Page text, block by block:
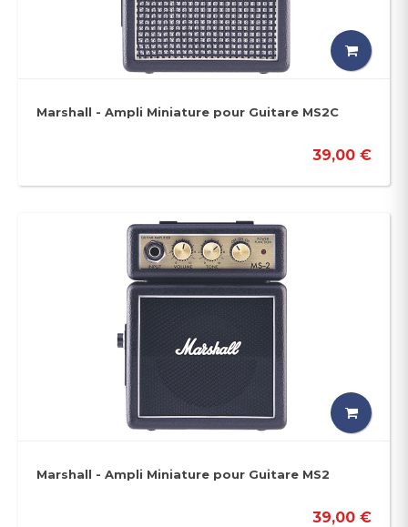
Marshall - Ampli Miniature pour Guitare MS2C
39,00 €
Marshall - Ampli Miniature pour Guitare MS2
39,00 €